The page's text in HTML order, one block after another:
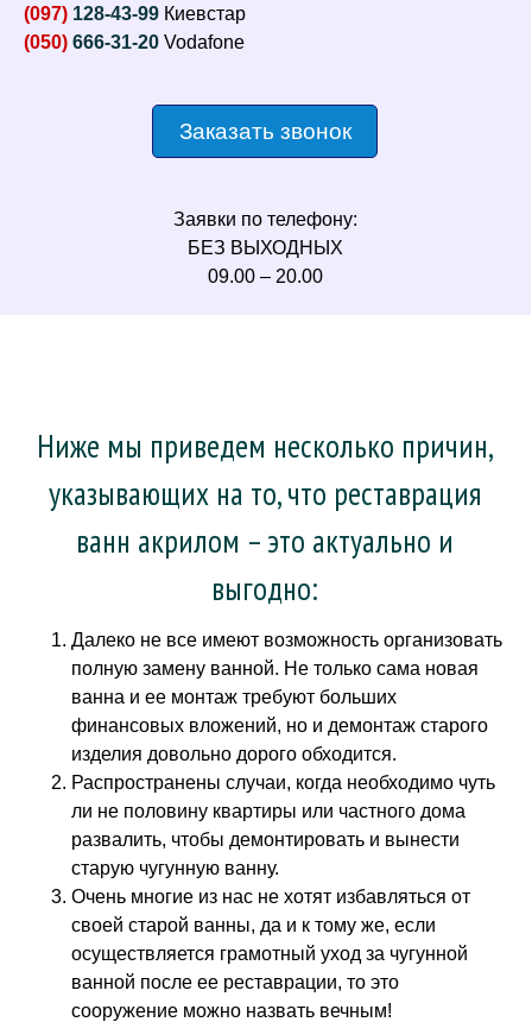
(097) 128-43-99 Киевстар
(050) 666-31-20 Vodafone
Заказать звонок
Заявки по телефону:
БЕЗ ВЫХОДНЫХ
09.00 – 20.00
Ниже мы приведем несколько причин,
указывающих на то, что реставрация
ванн акрилом – это актуально и
выгодно:
Далеко не все имеют возможность организовать
полную замену ванной. Не только сама новая
ванна и ее монтаж требуют больших
финансовых вложений, но и демонтаж старого
изделия довольно дорого обходится.
Распространены случаи, когда необходимо чуть
ли не половину квартиры или частного дома
развалить, чтобы демонтировать и вынести
старую чугунную ванну.
Очень многие из нас не хотят избавляться от
своей старой ванны, да и к тому же, если
осуществляется грамотный уход за чугунной
ванной после ее реставрации, то это
сооружение можно назвать вечным!